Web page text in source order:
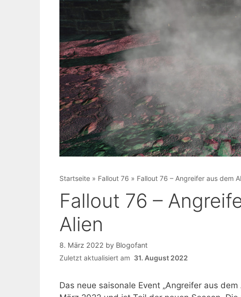
Startseite » Fallout 76 » Fallout 76 – Angreifer aus dem
Fallout 76 –
Alien
8. März 2022 by Blogofant
Zuletzt aktualisiert am 31. August 2022
Das neue saisonale Event „Angreifer aus